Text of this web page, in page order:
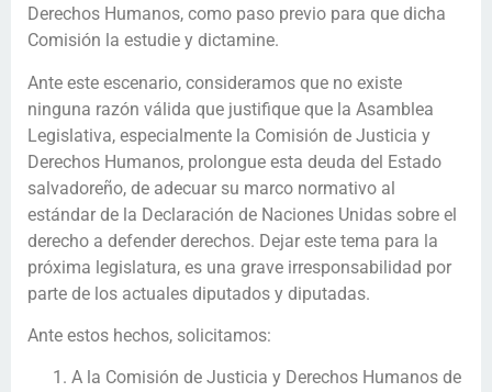
Derechos Humanos, como paso previo para que dicha
Comisión la estudie y dictamine.
Ante este escenario, consideramos que no existe
ninguna razón válida que justifique que la Asamblea
Legislativa, especialmente la Comisión de Justicia y
Derechos Humanos, prolongue esta deuda del Estado
salvadoreño, de adecuar su marco normativo al
estándar de la Declaración de Naciones Unidas sobre el
derecho a defender derechos. Dejar este tema para la
próxima legislatura, es una grave irresponsabilidad por
parte de los actuales diputados y diputadas.
Ante estos hechos, solicitamos:
A la Comisión de Justicia y Derechos Humanos de